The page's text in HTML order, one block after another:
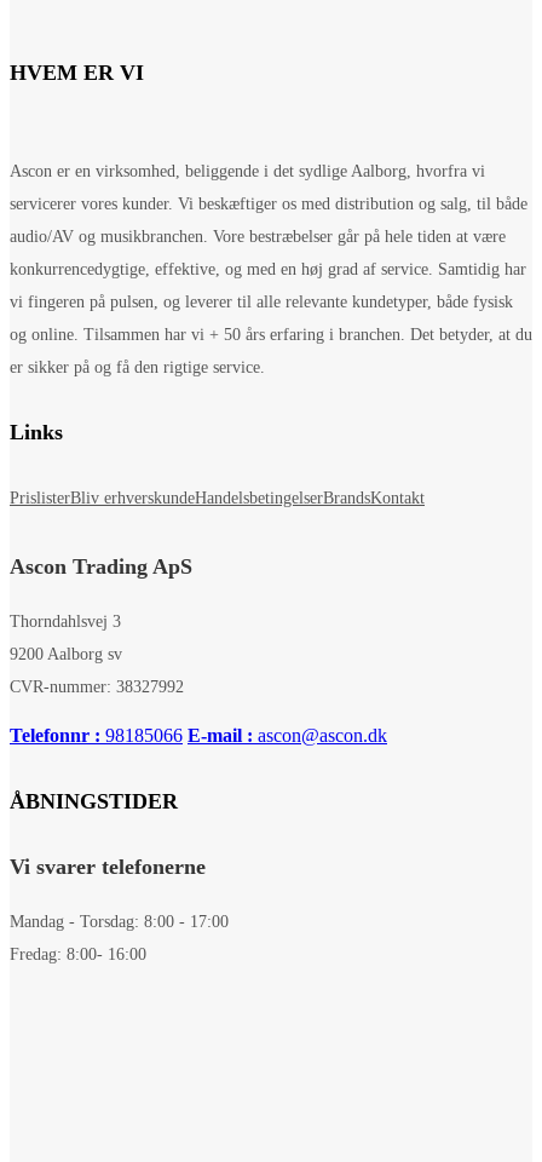
HVEM ER VI
Ascon er en virksomhed, beliggende i det sydlige Aalborg, hvorfra vi
servicerer vores kunder. Vi beskæftiger os med distribution og salg, til både
audio/AV og musikbranchen. Vore bestræbelser går på hele tiden at være
konkurrencedygtige, effektive, og med en høj grad af service. Samtidig har
vi fingeren på pulsen, og leverer til alle relevante kundetyper, både fysisk
og online. Tilsammen har vi + 50 års erfaring i branchen. Det betyder, at du
er sikker på og få den rigtige service.
Links
PrislisterBliv erhverskundeHandelsbetingelserBrandsKontakt
Ascon Trading ApS
Thorndahlsvej 3
9200 Aalborg sv
CVR-nummer: 38327992
Telefonnr : 98185066 E-mail : ascon@ascon.dk
ÅBNINGSTIDER
Vi svarer telefonerne
Mandag - Torsdag: 8:00 - 17:00
Fredag: 8:00- 16:00